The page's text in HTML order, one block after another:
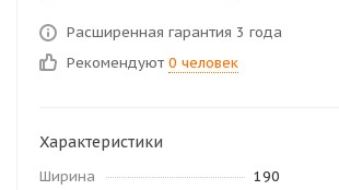
Расширенная гарантия 3 года
Рекомендуют 0 человек
Характеристики
Ширина
190